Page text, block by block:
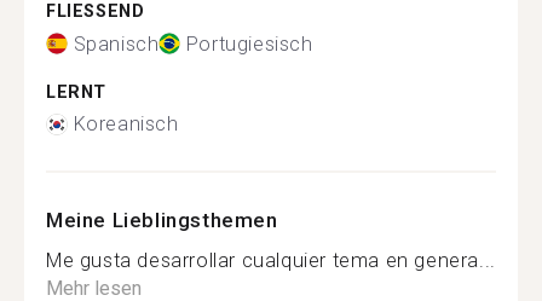
FLIESSEND
Spanisch Portugiesisch
LERNT
Koreanisch
Meine Lieblingsthemen
Me gusta desarrollar cualquier tema en genera...
Mehr lesen